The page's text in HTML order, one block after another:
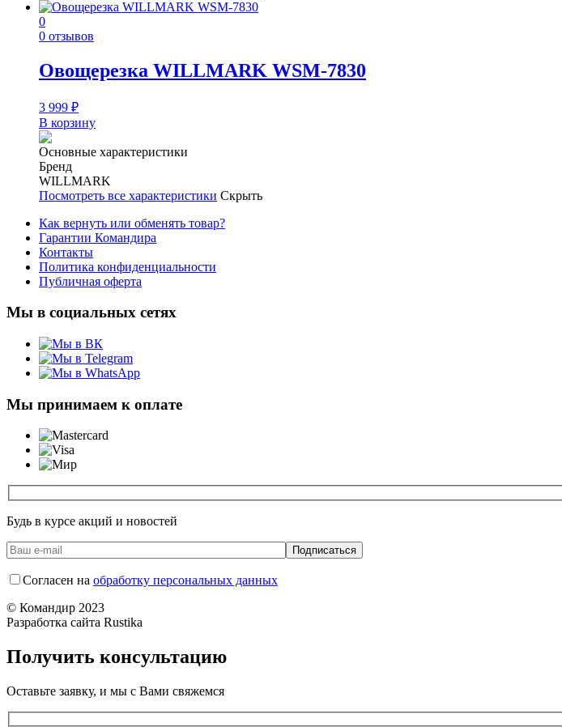
0
0 отзывов
Овощерезка WILLMARK WSM-7830
3 999 ₽
В корзину
Основные характеристики
Бренд
WILLMARK
Посмотреть все характеристики Скрыть
Как вернуть или обменять товар?
Гарантии Командира
Контакты
Политика конфиденциальности
Публичная оферта
Мы в социальных сетях
Мы принимаем к оплате
Будь в курсе акций и новостей
Согласен на обработку персональных данных
© Командир 2023
Разработка сайта Rustika
Получить консультацию
Оставьте заявку, и мы с Вами свяжемся